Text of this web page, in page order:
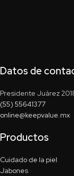
Datos de
Presidente Juárez
(55) 55641377
online@keepvalue.mx
Productos
Cuidado de la piel
Jabones